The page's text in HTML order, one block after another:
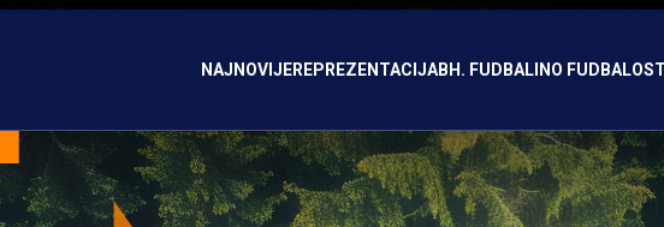
NAJNOVIJEREPREZENTACIJABH. FUDBALINO FUDBAL